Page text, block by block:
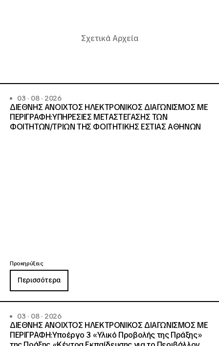
Σχετικά Αρχεία
03 · 08 · 2026
ΔΙΕΘΝΗΣ ΑΝΟΙΧΤΟΣ ΗΛΕΚΤΡΟΝΙΚΟΣ ΔΙΑΓΩΝΙΣΜΟΣ ΜΕ
ΠΕΡΙΓΡΑΦΗ:ΥΠΗΡΕΣΙΕΣ METAΣΤΕΓΑΣΗΣ ΤΩΝ
ΦΟΙΤΗΤΩΝ/ΤΡΙΩΝ ΤΗΣ ΦΟΙΤΗΤΙΚΗΣ ΕΣΤΙΑΣ ΑΘΗΝΩΝ
Προκηρύξεις
Περισσότερα
03 · 08 · 2026
ΔΙΕΘΝΗΣ ΑΝΟΙΧΤΟΣ ΗΛΕΚΤΡΟΝΙΚΟΣ ΔΙΑΓΩΝΙΣΜΟΣ ΜΕ
ΠΕΡΙΓΡΑΦΗ:Υποέργο 3 «Υλικό Προβολής της Πράξης»